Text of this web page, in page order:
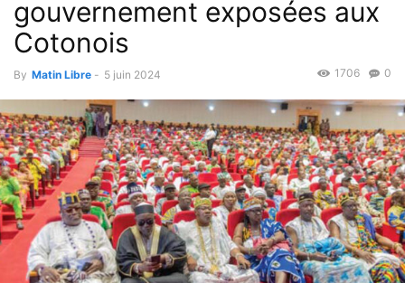
gouvernement exposées aux
Cotonois
By Matin Libre - 5 juin 2024 0
1706